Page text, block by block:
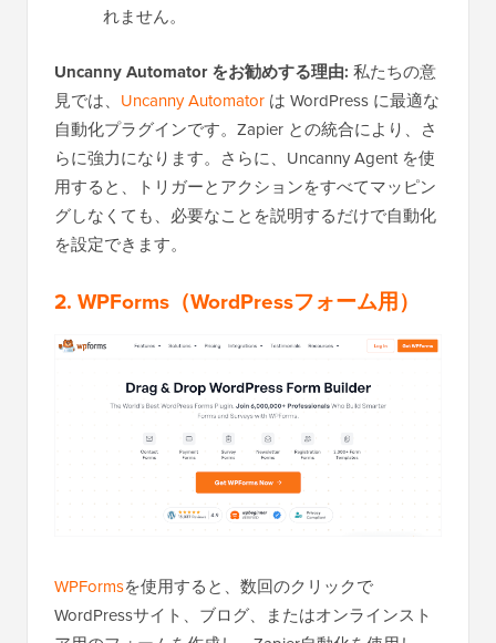
れません。
Uncanny Automator をお勧めする理由: 私たちの意
見では、 Uncanny Automator は WordPress に最適な
自動化プラグインです。Zapier との統合により、さ
らに強力になります。さらに、Uncanny Agent を使
用すると、トリガーとアクションをすべてマッピン
グしなくても、必要なことを説明するだけで自動化
を設定できます。
2. WPForms （WordPressフォーム用）
WPFormsを使用すると、数回のクリックで
WordPressサイト、ブログ、またはオンラインスト